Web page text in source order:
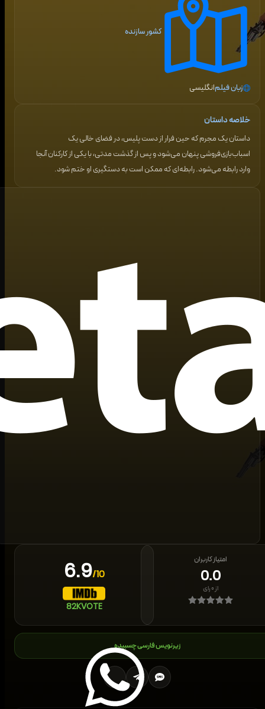
کشور سازنده
زبان فیلمانگلیسی
خلاصه داستان
داستان یک مجرم که حین فرار از دست پلیس، در فضای خالی یک
اسباب‌بازی‌فروشی پنهان می‌شود و پس از گذشت مدتی، با یکی از کارکنان آنجا
وارد رابطه می‌شود. رابطه‌ای که ممکن است به دستگیری او ختم شود.
6.9/10
82KVOTE
امتیاز کاربران
0.0
از۰رای
زیرنویس فارسی چسبیده